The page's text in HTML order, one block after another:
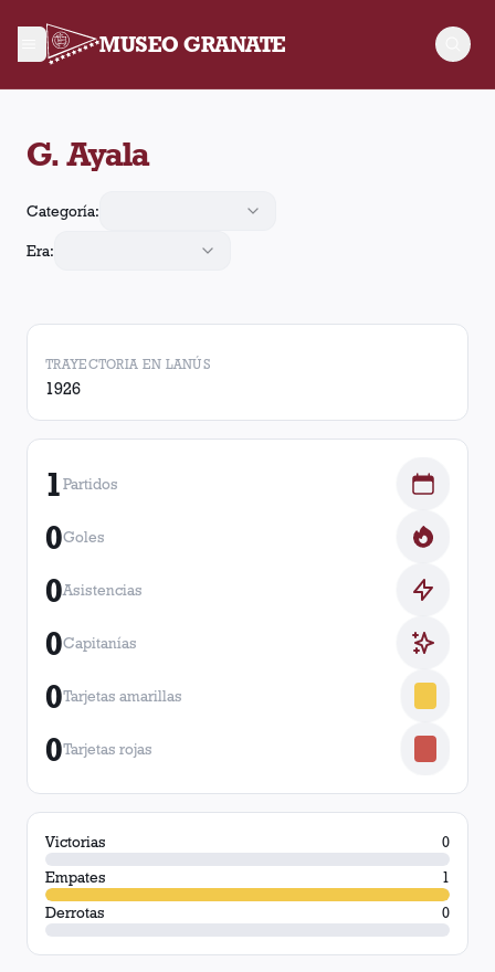
MUSEO GRANATE
G. Ayala
Categoría:
Era:
TRAYECTORIA EN LANÚS
1926
1Partidos
0Goles
0Asistencias
0Capitanías
0Tarjetas amarillas
0Tarjetas rojas
Victorias
0
Empates
1
Derrotas
0